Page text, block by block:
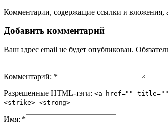
Комментарии, содержащие ссылки и вложения,
Добавить комментарий
Ваш адрес email не будет опубликован.
Комментарий: *
Разрешенные HTML-тэги: <a href=""
<strike> <strong>
Имя: *